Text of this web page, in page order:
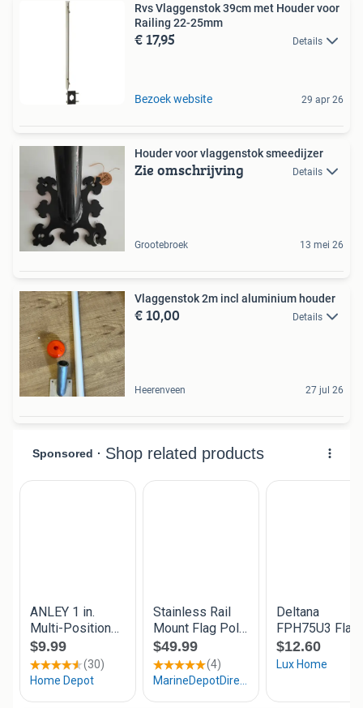
Rvs Vlaggenstok 39cm met Houder voor
Railing 22-25mm
€ 17,95 Details
Bezoek website 29 apr 26
Houder voor vlaggenstok smeedijzer
Zie omschrijving Details
Grootebroek 13 mei 26
Vlaggenstok 2m incl aluminium houder
€ 10,00 Details
Heerenveen 27 jul 26